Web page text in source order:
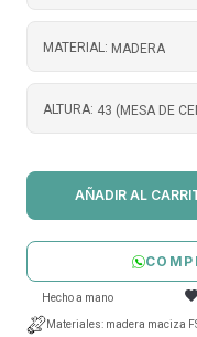
MATERIAL: MADERA
ALTURA: 43 (MESA DE
AÑADIR AL
Hecho a mano
Materiales: madera maciza